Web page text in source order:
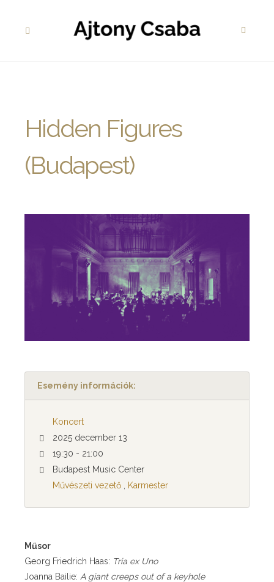
Hidden Figures
(Budapest)
Esemény információk:
Koncert
2025 december 13
19:30 - 21:00
Budapest Music Center
Művészeti vezető, Karmester
Műsor
Georg Friedrich Haas: Tria ex Uno
Joanna Bailie: A giant creeps out of a keyhole